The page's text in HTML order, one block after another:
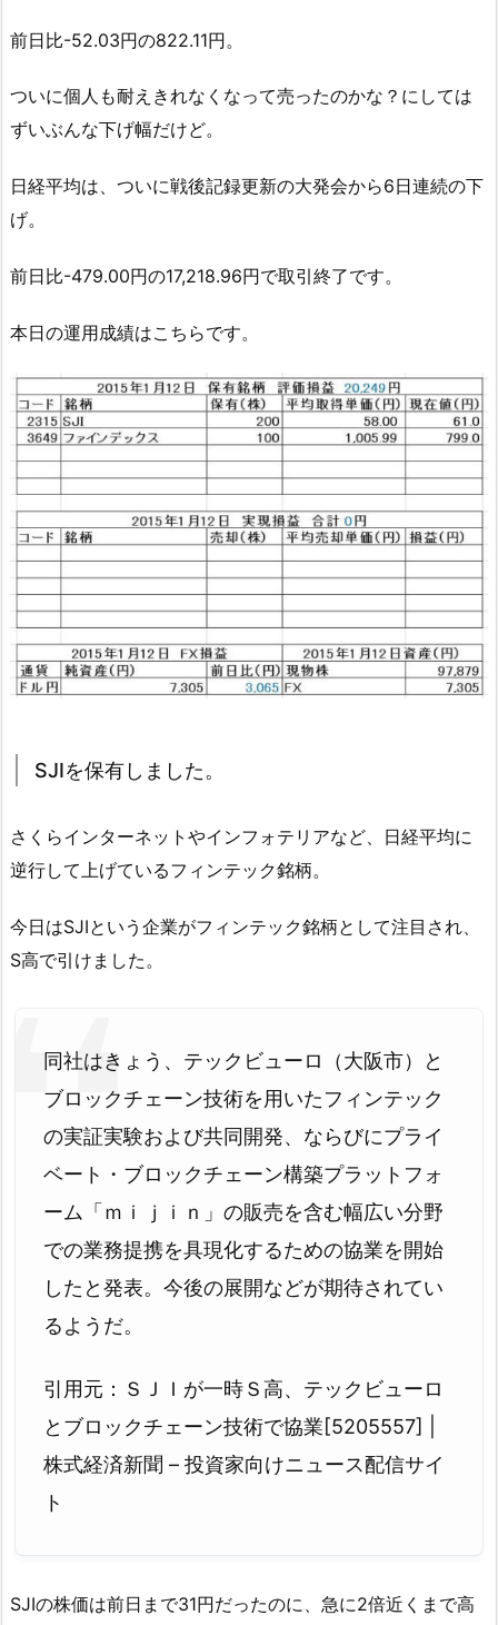
前日比-52.03円の822.11円。
ついに個人も耐えきれなくなって売ったのかな？にしては
ずいぶんな下げ幅だけど。
日経平均は、ついに戦後記録更新の大発会から6日連続の下
げ。
前日比-479.00円の17,218.96円で取引終了です。
本日の運用成績はこちらです。
SJIを保有しました。
さくらインターネットやインフォテリアなど、日経平均に
逆行して上げているフィンテック銘柄。
今日はSJIという企業がフィンテック銘柄として注目され、
S高で引けました。
同社はきょう、テックビューロ（大阪市）と
ブロックチェーン技術を用いたフィンテック
の実証実験および共同開発、ならびにプライ
ベート・ブロックチェーン構築プラットフォ
ーム「ｍｉｊｉｎ」の販売を含む幅広い分野
での業務提携を具現化するための協業を開始
したと発表。今後の展開などが期待されてい
るようだ。
引用元：ＳＪＩが一時Ｓ高、テックビューロ
とブロックチェーン技術で協業[5205557] |
株式経済新聞 – 投資家向けニュース配信サイ
ト
SJIの株価は前日まで31円だったのに、急に2倍近くまで高